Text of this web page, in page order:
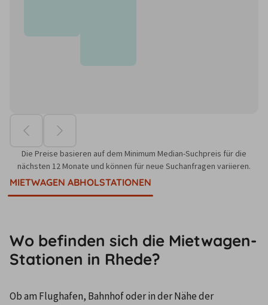
Die Preise basieren auf dem Minimum Median-Suchpreis für die
nächsten 12 Monate und können für neue Suchanfragen variieren.
MIETWAGEN ABHOLSTATIONEN
Wo befinden sich die Mietwagen-
Stationen in Rhede?
Ob am Flughafen, Bahnhof oder in der Nähe der